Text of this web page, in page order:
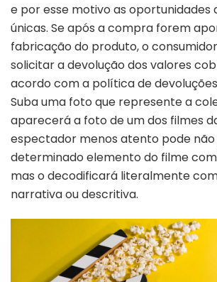
e por esse motivo as oportunidades
únicas. Se após a compra forem
fabricação do produto, o
solicitar a devolução dos valores
acordo com a política de
Suba uma foto que represente a
aparecerá a foto de um dos filmes
espectador menos atento pode
determinado elemento do filme
mas o decodificará literalmente
narrativa ou descritiva.